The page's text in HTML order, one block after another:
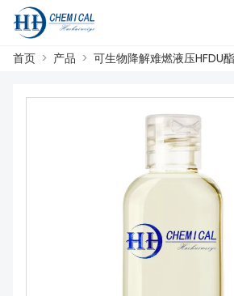
العربية 中文 English
首页 > 产品 > 可生物降解难燃液压HFDU